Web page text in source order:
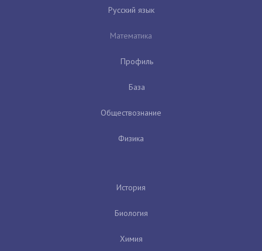
Русский язык
Математика
Профиль
База
Обществознание
Физика
История
Биология
Химия